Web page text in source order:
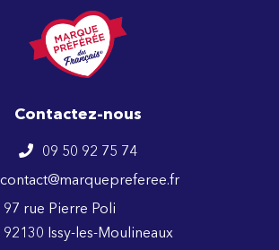
Contactez-nous
09 50 92 75 74
contact@marquepreferee.fr
97 rue Pierre Poli
92130 Issy-les-Moulineaux